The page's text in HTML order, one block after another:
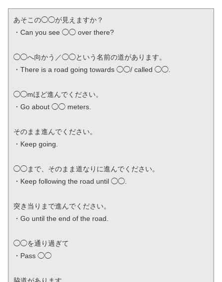
あそこの◯◯が見えますか？
・Can you see ◯◯ over there?
◯◯へ向かう／◯◯という名前の道があります。
・There is a road going towards ◯◯/ called ◯◯.
◯◯mほど進んでください。
・Go about ◯◯ meters.
そのまま進んでください。
・Keep going.
◯◯まで、そのまま道なりに進んでください。
・Keep following the road until ◯◯.
突き当りまで進んでください。
・Go until the end of the road.
◯◯を通り過ぎて
・Pass ◯◯
脇道があります。